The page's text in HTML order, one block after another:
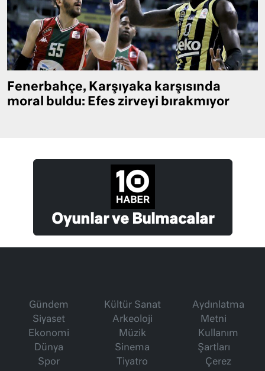
Fenerbahçe, Karşıyaka karşısında
moral buldu: Efes zirveyi bırakmıyor
Oyunlar ve Bulmacalar
Gündem
Siyaset
Ekonomi
Dünya
Spor
Kültür Sanat
Arkeoloji
Müzik
Sinema
Tiyatro
Aydınlatma
Metni
Kullanım
Şartları
Çerez